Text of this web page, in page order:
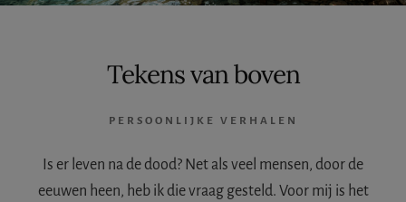
Tekens van boven
PERSOONLIJKE VERHALEN
Is er leven na de dood? Net als veel mensen, door de
eeuwen heen, heb ik die vraag gesteld. Voor mij is het